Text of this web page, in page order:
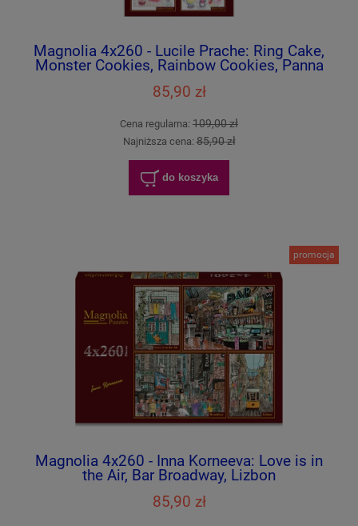
Magnolia 4x260 - Lucile Prache: Ring Cake,
Monster Cookies, Rainbow Cookies, Panna
85,90 zł
Cena regularna: 109,00 zł
Najniższa cena:85,90 zł
do koszyka
Magnolia 4x260 - Inna Korneeva: Love is in
the Air, Bar Broadway, Lizbon
85,90 zł
promocja